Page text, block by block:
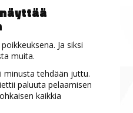
Ja siksi
muita.
minusta tehdään juttu.
paluuta pelaamisen
kaikkia